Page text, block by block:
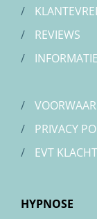
/
/
REVIEWS
/
/
/
PRIVACY
/
EVT
HYPNOSE